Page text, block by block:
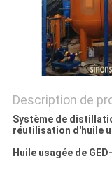
PRIVACY
POLICY
Description de
Système de
réutilisation d'huile
Huile usagée de